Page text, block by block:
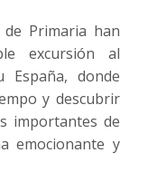
Primaria han
excursión al
España, donde
y descubrir
importantes de
emocionante y